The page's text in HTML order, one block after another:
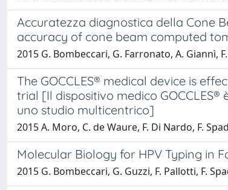
Accuratezza diagnostica della Cone
accuracy of cone beam computed
2015 G. Bombeccari, G. Farronato, A. Giannì,
The GOCCLES® medical device is
trial [Il dispositivo medico
uno studio multicentrico]
2015 A. Moro, C. de Waure, F. Di Nardo, F.
Molecular Biology for HPV Typing in
2015 G. Bombeccari, G. Guzzi, F. Pallotti, F.